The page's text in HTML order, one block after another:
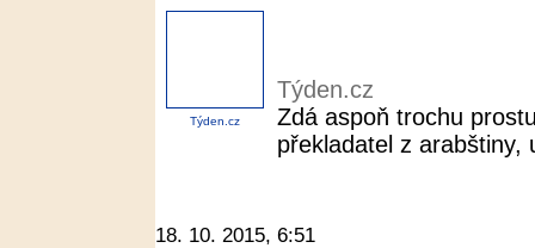
Týden.cz
Týden.cz
Zdá aspoň trochu
překladatel z
18. 10. 2015, 6:51